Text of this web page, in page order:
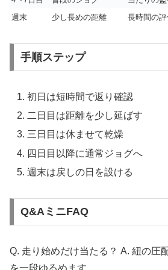
週末
少し長めの距離 長時間の評
手順ステップ
初日は短時間で返り確認
二日目は距離を少し延ばす
三日目は休ませて乾燥
四日目以降に通常ジョグへ
週末は戻しの日を設ける
Q&AミニFAQ
Q. 走り始めだけ当たる？ A. 紐の圧